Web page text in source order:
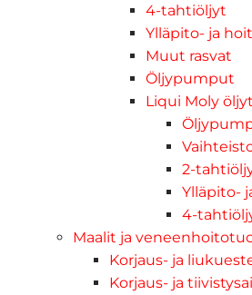
4-tahtiöljyt
Ylläpito- ja
Muut rasvat
Öljypumput
Liqui Moly
2-
Ylläpito-
4-
Maalit ja
Korjaus- ja
Korjaus- ja